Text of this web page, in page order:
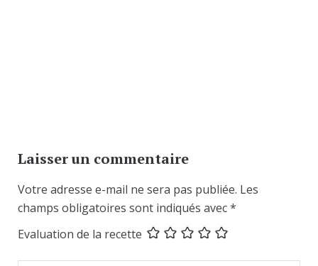
Laisser un commentaire
Votre adresse e-mail ne sera pas publiée. Les
champs obligatoires sont indiqués avec*
Evaluation de la recette